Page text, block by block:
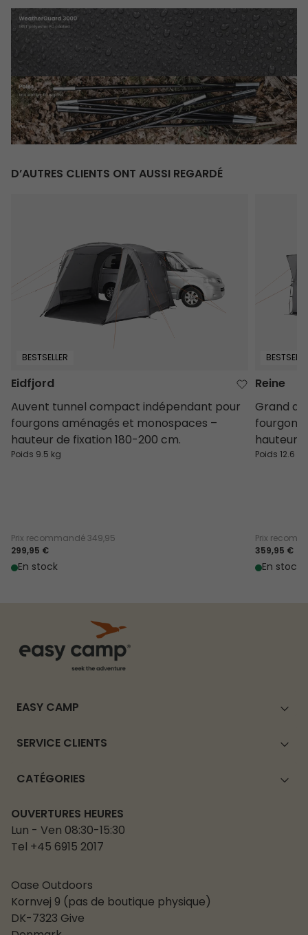
D’AUTRES CLIENTS ONT AUSSI REGARDÉ
BESTSELLER
Eidfjord
Auvent tunnel compact indépendant pour
fourgons aménagés et monospaces –
hauteur de fixation 180-200 cm.
Poids 9.5 kg
Prix recommandé 349,95
299,95 €
En stock
Reine
Grand
fourgons
hauteur
Poids 12.6 kg
Prix
359,95 €
En stock
EASY CAMP
SERVICE CLIENTS
CATÉGORIES
OUVERTURES HEURES
Lun - Ven 08:30-15:30
Tel +45 6915 2017
Oase Outdoors
Kornvej 9 (pas de boutique physique)
DK-7323 Give